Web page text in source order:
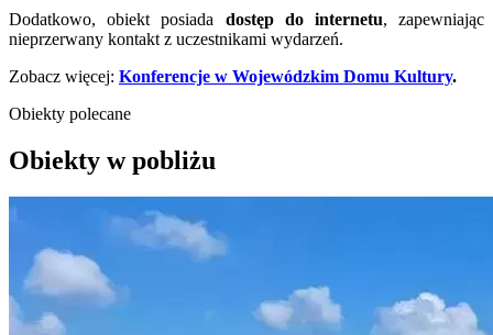
Dodatkowo, obiekt posiada dostęp do internetu, zapewniając
nieprzerwany kontakt z uczestnikami wydarzeń.
Zobacz więcej: Konferencje w Wojewódzkim Domu Kultury.
Obiekty polecane
Obiekty w pobliżu